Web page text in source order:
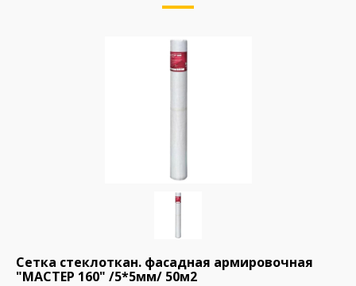
Сетка стеклоткан. фасадная армировочная
"МАСТЕР 160" /5*5мм/ 50м2